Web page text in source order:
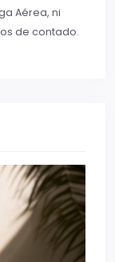
Aérea, ni
de contado.